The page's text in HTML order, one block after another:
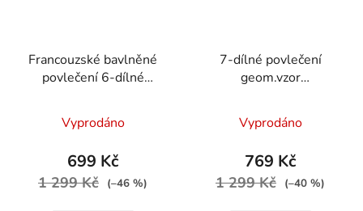
Francouzské bavlněné
povlečení 6-dílné
růžovými kvítky
Vyprodáno
699 Kč
1 299 Kč (–46 %)
7-dílné povlečení
geom.vzor
růžová šedá 140x200
na dvě postele
Vyprodáno
769 Kč
1 299 Kč (–40 %)